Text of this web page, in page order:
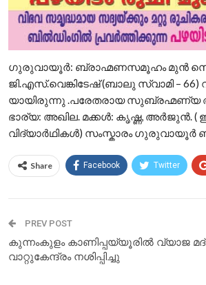
ഗുരുവായൂർ: ബ്രാഹ്മണസമൂഹം മുൻ
ജി.എസ്.വെങ്കിടേഷ് (ബാലു സ്വാമി –
യായിരുന്നു .പരേതരായ
ഭാര്യ: അഖില. മക്കൾ: കൃഷ്ണ,
വിദ്യാർഥികൾ) സംസ്കാരം ഗുരുവായൂർ
Share Facebook Twitter
PREV POST
കുന്നംകുളം കാണിപ്പയ്യൂരിൽ വ്യാജ
വാറ്റുകേന്ദ്രം നശിപ്പിച്ചു